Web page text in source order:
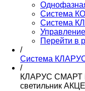
Система
Система
Перейти в
/
Система
/
КЛАРУС СМАРТ
светильник